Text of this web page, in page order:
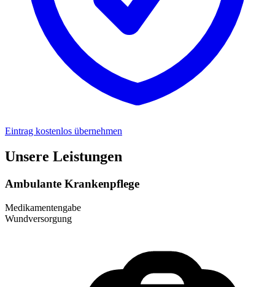
Eintrag kostenlos übernehmen
Unsere Leistungen
Ambulante Krankenpflege
Medikamentengabe
Wundversorgung